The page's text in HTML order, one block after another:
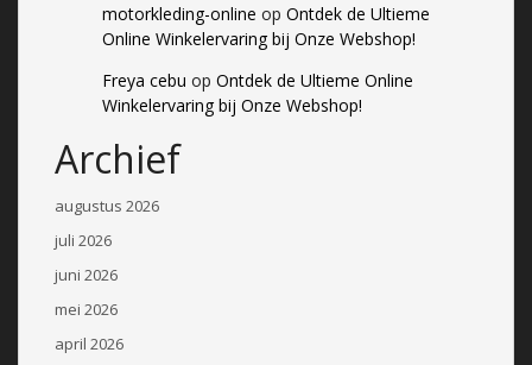
motorkleding-online op Ontdek de Ultieme
Online Winkelervaring bij Onze Webshop!
Freya cebu op Ontdek de Ultieme Online
Winkelervaring bij Onze Webshop!
Archief
augustus 2026
juli 2026
juni 2026
mei 2026
april 2026